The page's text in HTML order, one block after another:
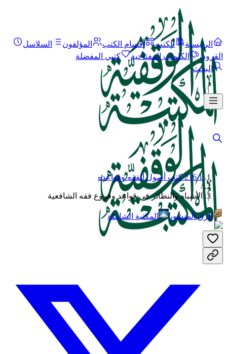
الرئيسية الكتب أقسام الكتب المؤلفون
السلاسل
القرون
الكلمات المفتاحية
كتبي المفضلة
البحث
216.1 كتب أصول الفقه وقواعده
/
الأشباه والنظائر في قواعد وفروع فقه الشافعية
الرق المنشور المكتبة الشاملة